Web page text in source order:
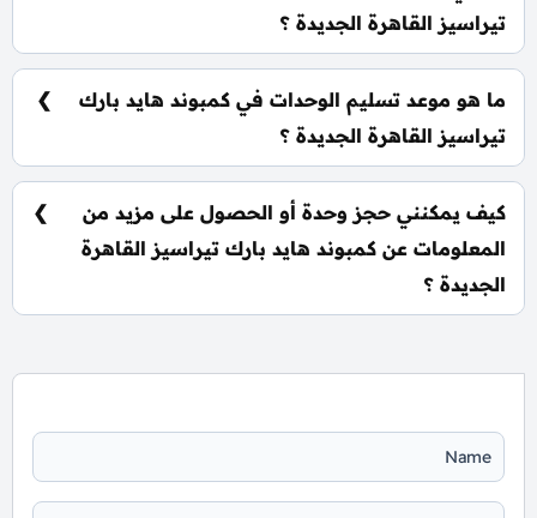
تيراسيز القاهرة الجديدة ؟
يضم الكمبوند سنترال بارك، حدائق للقراءة، مركز تجاري، 2
كلوب هاوس وحديقة للحيوانات الأليفة.
ما هو موعد تسليم الوحدات في كمبوند هايد بارك
تيراسيز القاهرة الجديدة ؟
يتم تسليم الوحدات خلال سنتين من تاريخ التعاقد، مع
إمكانية التسليم نصف تشطيب أو تشطيب كامل حسب
رغبة العميل.
كيف يمكنني حجز وحدة أو الحصول على مزيد من
المعلومات عن كمبوند هايد بارك تيراسيز القاهرة
الجديدة ؟